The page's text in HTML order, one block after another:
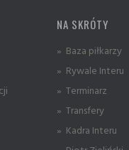
NA SKRÓTY
» Baza piłkarzy
» Rywale Interu
» Terminarz
» Transfery
» Kadra Interu